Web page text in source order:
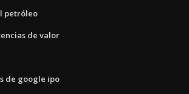
petróleo
de valor
de google ipo